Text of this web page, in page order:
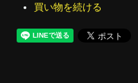
買い物を続ける